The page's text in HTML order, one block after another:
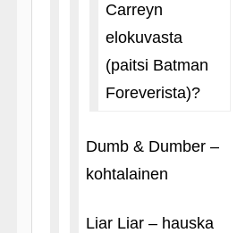
Carreyn
elokuvasta
(paitsi Batman
Foreverista)?
Dumb & Dumber –
kohtalainen
Liar Liar – hauska